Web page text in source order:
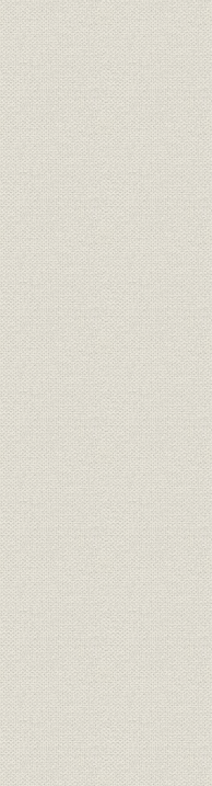
第8節 海外進出の基
第3章 波瀾の1970年
第1節 経営環境の激
第2節 新しい販売体
第3節 新型自動車保
第4節 オンラインシ
第5節 ワールドワ
第6節 減量経営への
第7節 積立型保険競
第8節 営業戦力の強
第4章 多様化・ボー
~1991年)
第1節 トヨタ工販の
第2節 多様化・自由
第3節 新局面を迎え
第4節 「生きがい
第5節 経済激変と社
第6節 保険商品・顧